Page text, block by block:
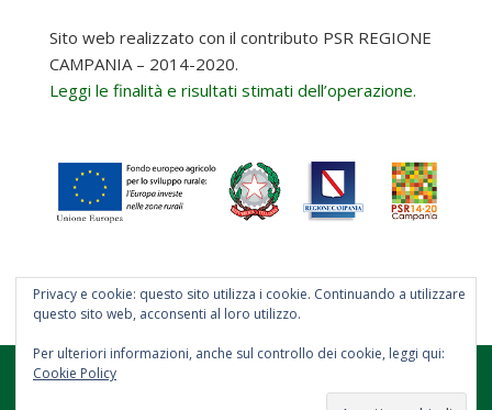
Sito web realizzato con il contributo PSR REGIONE
CAMPANIA – 2014-2020.
Leggi le finalità e risultati stimati dell’operazione.
Progettato da Salvatore Avolio | Copyright ©
Privacy e cookie: questo sito utilizza i cookie. Continuando a utilizzare
questo sito web, acconsenti al loro utilizzo.
Per ulteriori informazioni, anche sul controllo dei cookie, leggi qui:
Cookie Policy